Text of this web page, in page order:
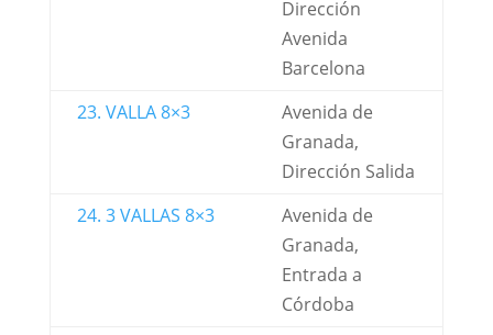
Dirección
Avenida
Barcelona
23. VALLA 8×3
Avenida de
Granada,
Dirección Salida
24. 3 VALLAS 8×3
Avenida de
Granada,
Entrada a
Córdoba